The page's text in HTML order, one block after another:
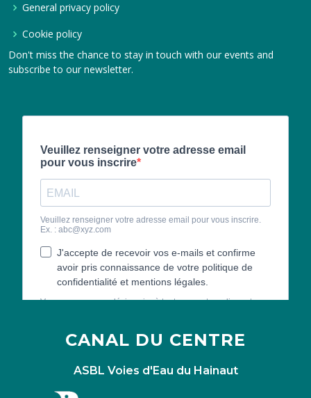
General privacy policy
Cookie policy
Don't miss the chance to stay in touch with our events and
subscribe to our newsletter.
CANAL DU CENTRE
ASBL Voies d'Eau du Hainaut